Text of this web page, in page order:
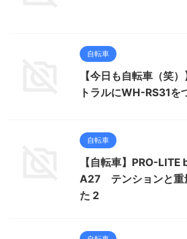
自転車
【今日も自転車（笑
トラルにWH-RS31を
自転車
【自転車】PRO-
A27 テンションと重
た 2